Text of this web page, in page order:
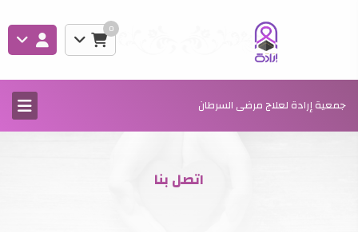
0
جمعية إرادة لعلاج مرضى السرطان
اتصل بنا